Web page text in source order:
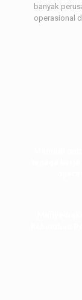
banyak
operasional